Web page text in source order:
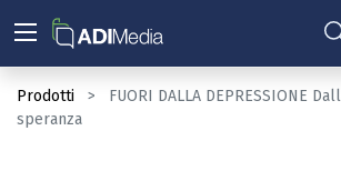
Prodotti
FUORI DALLA DEPRESSIONE
speranza